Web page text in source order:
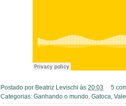
Postado por Beatriz Levischi às 20:03
5
Categorias: Ganhando o mundo Gatoca